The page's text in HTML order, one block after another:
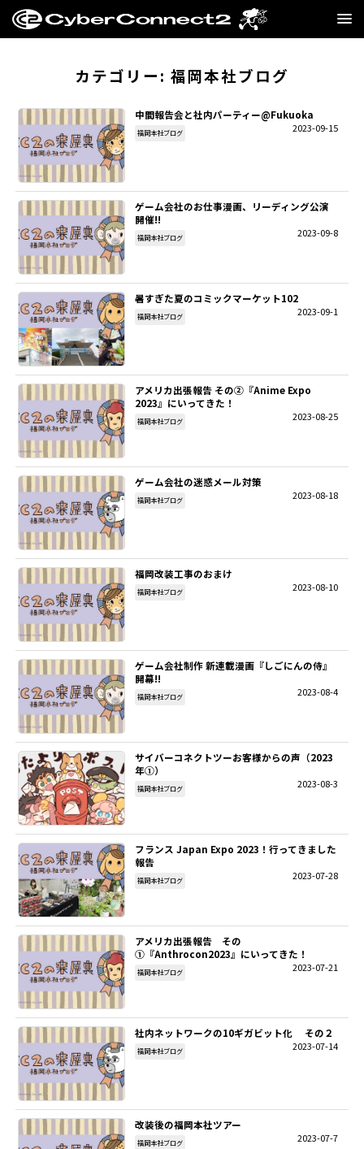
MANGA・NOVEL
CC2STORE
COMPANY
RECRUIT
SITEMAP
カテゴリー: 福岡本社ブログ
中間報告会と社内パーティー@Fukuoka
2023-09-15
福岡本社ブログ
ゲーム会社のお仕事漫画、リーディング公演
開催!!
2023-09-8
福岡本社ブログ
暑すぎた夏のコミックマーケット102
2023-09-1
福岡本社ブログ
アメリカ出張報告 その②『Anime Expo
2023』にいってきた！
2023-08-25
福岡本社ブログ
ゲーム会社の迷惑メール対策
2023-08-18
福岡本社ブログ
福岡改装工事のおまけ
2023-08-10
福岡本社ブログ
ゲーム会社制作 新連載漫画『しごにんの侍』
開幕!!
2023-08-4
福岡本社ブログ
サイバーコネクトツーお客様からの声（2023
年①）
2023-08-3
福岡本社ブログ
フランス Japan Expo 2023！行ってきました
報告
2023-07-28
福岡本社ブログ
アメリカ出張報告 その
①『Anthrocon2023』にいってきた！
2023-07-21
福岡本社ブログ
社内ネットワークの10ギガビット化 その２
2023-07-14
福岡本社ブログ
改装後の福岡本社ツアー
2023-07-7
福岡本社ブログ